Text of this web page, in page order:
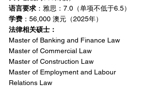
语言要求 ：雅思：7.0（单项不低于6.5）
学费 ：56,000 澳元（2025年）
法律相关硕士：
Master of Banking and Finance Law
Master of Commercial Law
Master of Construction Law
Master of Employment and Labour
Relations Law